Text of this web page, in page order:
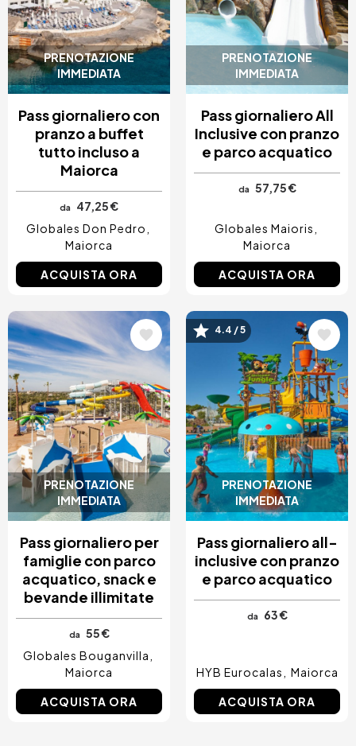
PRENOTAZIONE
IMMEDIATA
Pass giornaliero con
pranzo a buffet
tutto incluso a
Maiorca
da
47,25 €
Globales Don Pedro
Maiorca
ACQUISTA ORA
PRENOTAZIONE
IMMEDIATA
Pass giornaliero All
Inclusive con pranzo
e parco acquatico
da 57,75 €
Globales Maioris
Maiorca
ACQUISTA ORA
PRENOTAZIONE
IMMEDIATA
Immagine
Pass giornaliero per
famiglie con parco
acquatico, snack e
bevande illimitate
da 55 €
Globales Bouganvilla
Maiorca
ACQUISTA ORA
PRENOTAZIONE
IMMEDIATA
Immagine
4.4 / 5
Pass giornaliero all-
inclusive con pranzo
e parco acquatico
da 63 €
HYB Eurocalas Maiorca
ACQUISTA ORA